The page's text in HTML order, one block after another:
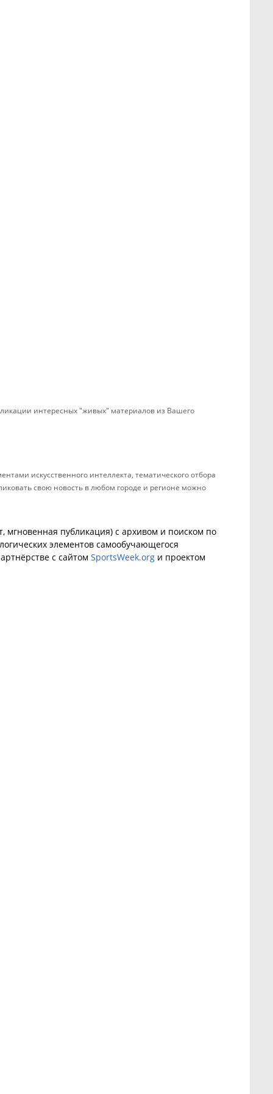
интересных "живых" материалов из Вашего
искусственного интеллекта, тематического отбора
свою новость в любом городе и регионе можно
публикация) с архивом и поиском по
элементов самообучающегося
с сайтом SportsWeek.org и проектом